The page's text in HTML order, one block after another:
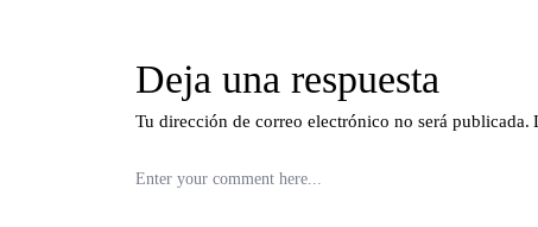
Deja una respuesta
Tu dirección de correo electrónico no será publicada.